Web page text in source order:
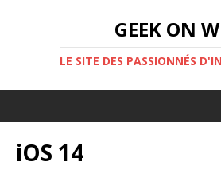
GEEK ON
LE SITE DES PASSIONNÉS
iOS 14